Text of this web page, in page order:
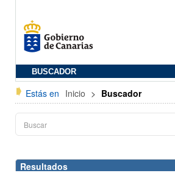
BUSCADOR
Estás en Inicio > Buscador
Resultados